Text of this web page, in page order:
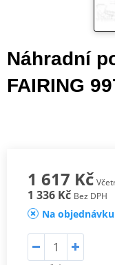
Náhradní
FAIRING
1 617 Kč
1 336 Kč Bez DPH
Na objednávku